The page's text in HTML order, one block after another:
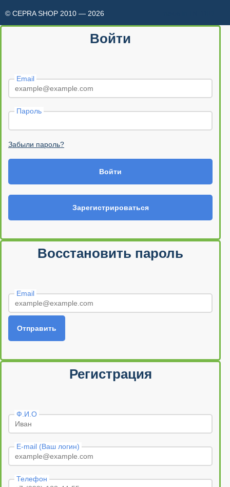
© CEPRA SHOP 2010 — 2026
Войти
Email
Пароль
Забыли пароль?
Войти
Зарегистрироваться
Восстановить пароль
Email
Отправить
Регистрация
Ф.И.О
E-mail (Ваш логин)
Телефон